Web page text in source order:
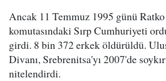
Ancak 11 Temmuz 1995 günü
komutasındaki Sırp Cumhuriyeti
girdi. 8 bin 372 erkek öldürüldü.
Divanı, Srebrenitsa'yı 2007'de
nitelendirdi.